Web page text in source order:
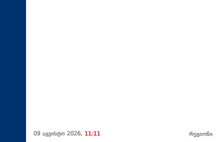
09 აგვისტო 2026, 11:11 რეგიონი